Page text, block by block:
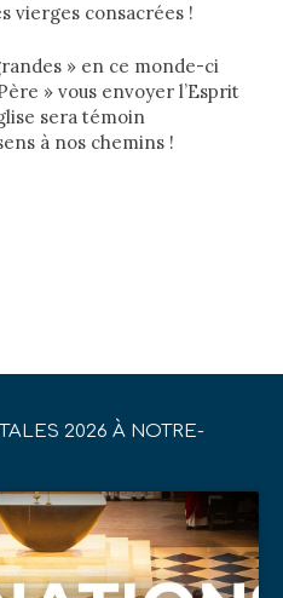
vierges consacrées !
» en ce monde-ci
» vous envoyer l’Esprit
sera témoin
à nos chemins !
2026 À NOTRE-